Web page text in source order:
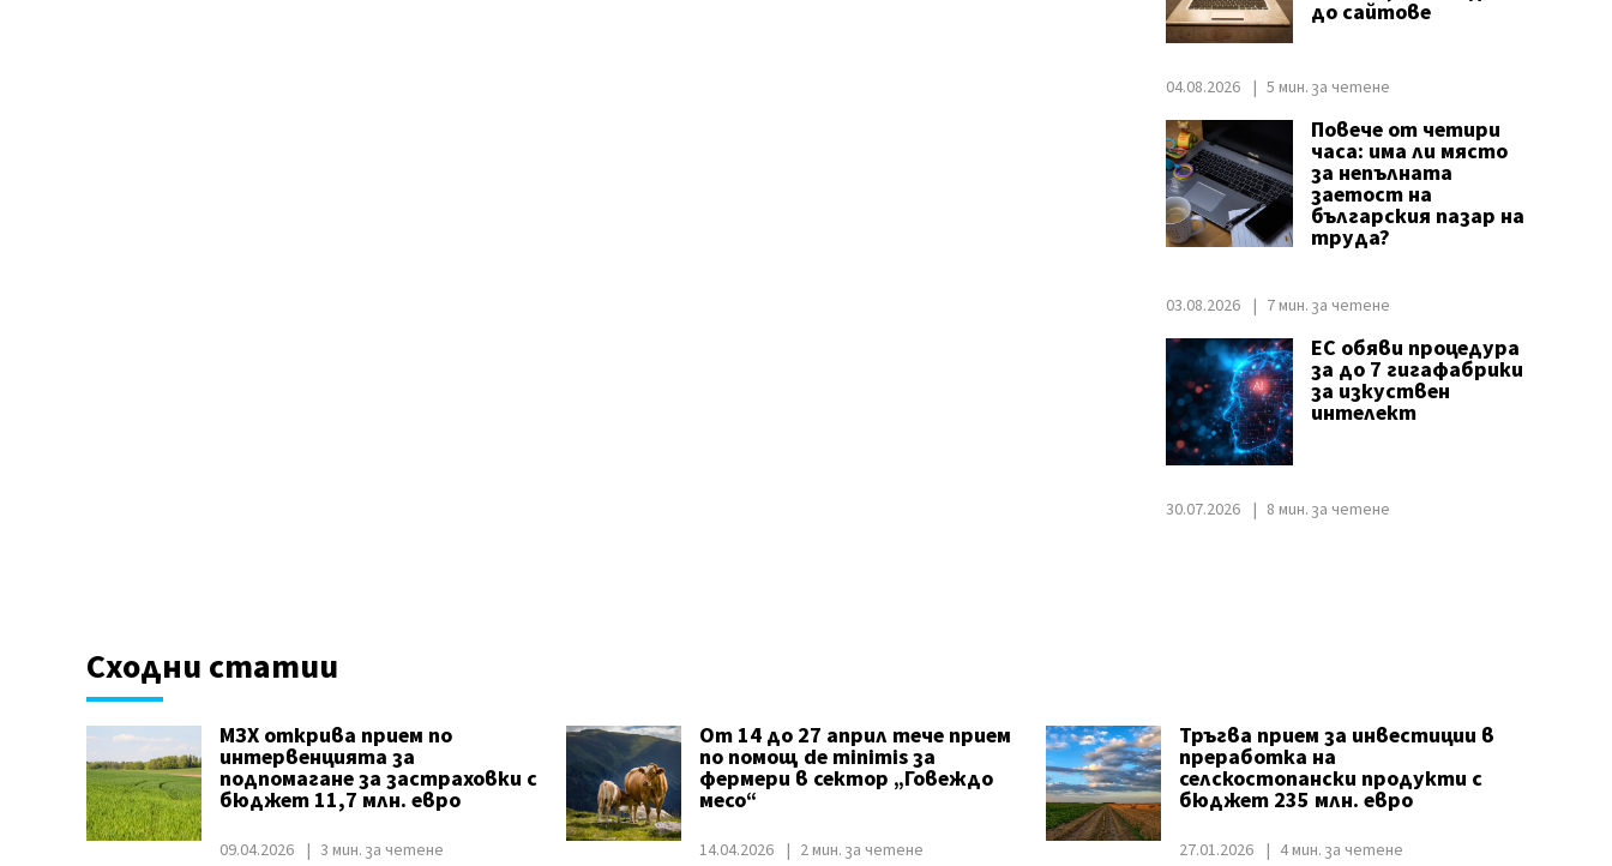
до сайтове
04.08.2026 5 мин. за четене
Повече от четири
часа: има ли място
за непълната
заетост на
българския пазар на
труда?
03.08.2026 7 мин. за четене
ЕС обяви процедура
за до 7 гигафабрики
за изкуствен
интелект
30.07.2026 8 мин. за четене
Сходни статии
МЗХ открива прием по
интервенцията за
подпомагане за застраховки с
бюджет 11,7 млн. евро
09.04.2026 3 мин. за четене
От 14 до 27 април тече прием
по помощ de minimis за
фермери в сектор „Говеждо
месо“
14.04.2026 2 мин. за четене
Тръгва прием за инвестиции в
преработка на
селскостопански продукти с
бюджет 235 млн. евро
27.01.2026 4 мин. за четене